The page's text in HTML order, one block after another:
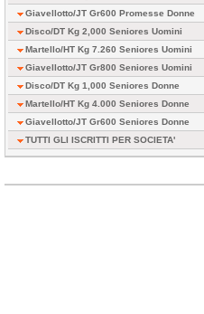
Giavellotto/JT Gr600 Promesse Donne
Disco/DT Kg 2,000 Seniores Uomini
Martello/HT Kg 7.260 Seniores Uomini
Giavellotto/JT Gr800 Seniores Uomini
Disco/DT Kg 1,000 Seniores Donne
Martello/HT Kg 4.000 Seniores Donne
Giavellotto/JT Gr600 Seniores Donne
TUTTI GLI ISCRITTI PER SOCIETA'